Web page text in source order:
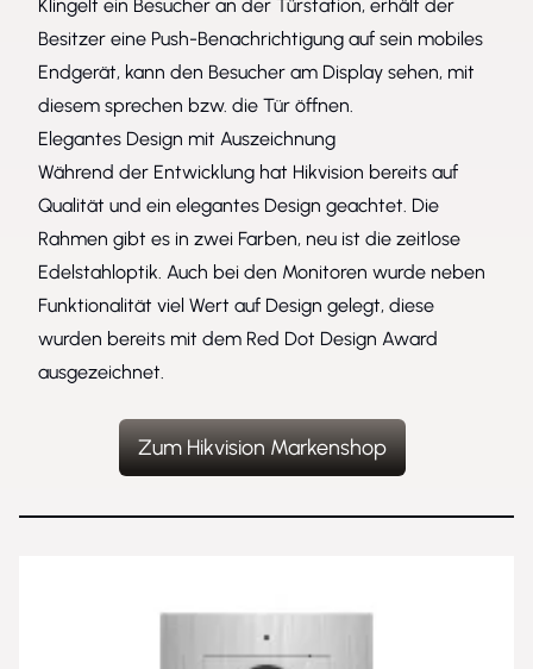
Klingelt ein Besucher an der Türstation, erhält der
Besitzer eine Push-Benachrichtigung auf sein mobiles
Endgerät, kann den Besucher am Display sehen, mit
diesem sprechen bzw. die Tür öffnen.
Elegantes Design mit Auszeichnung
Während der Entwicklung hat Hikvision bereits auf
Qualität und ein elegantes Design geachtet. Die
Rahmen gibt es in zwei Farben, neu ist die zeitlose
Edelstahloptik. Auch bei den Monitoren wurde neben
Funktionalität viel Wert auf Design gelegt, diese
wurden bereits mit dem Red Dot Design Award
ausgezeichnet.
Zum Hikvision Markenshop